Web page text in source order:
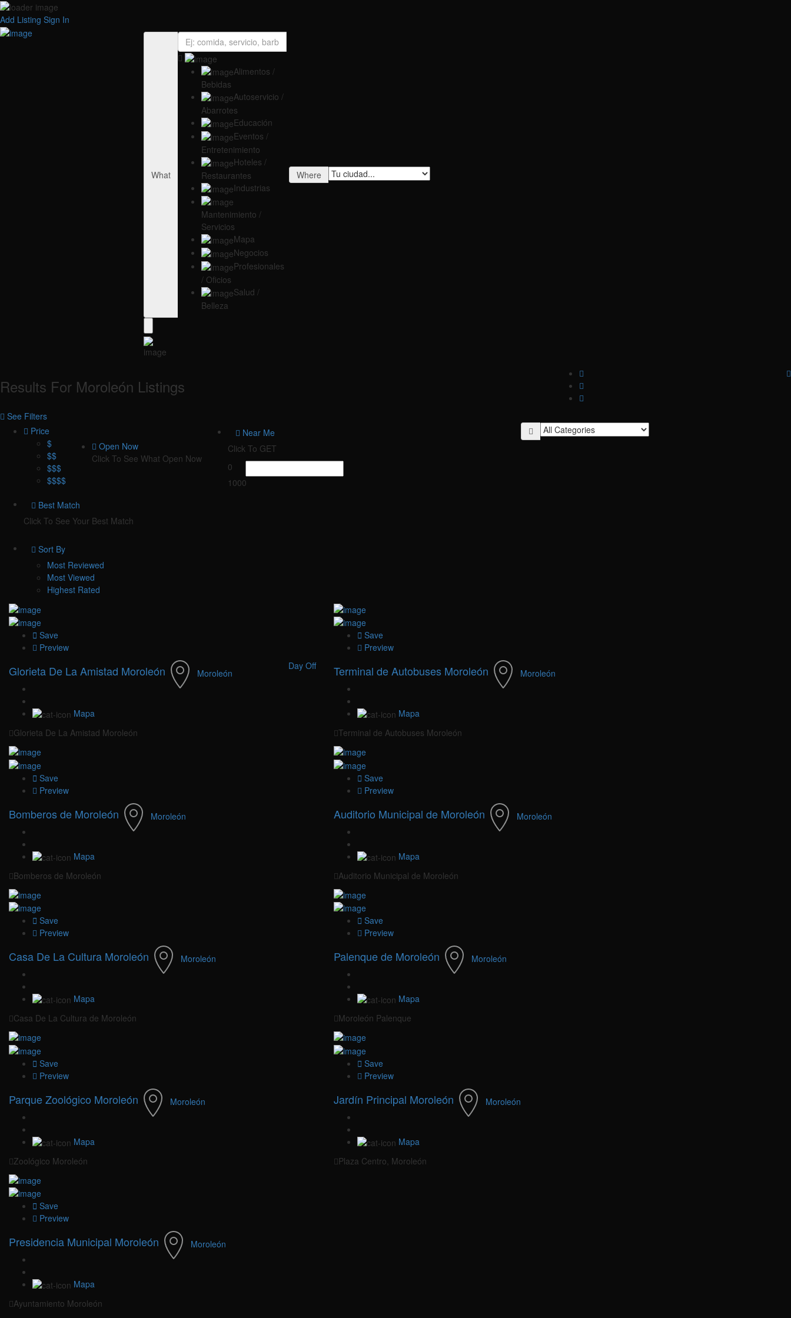
Add Listing Sign In
What
Alimentos /
Bebidas
Autoservicio /
Abarrotes
Educación
Eventos /
Entretenimiento
Hoteles /
Restaurantes
Industrias
Mantenimiento /
Servicios
Mapa
Negocios
Profesionales
/ Oficios
Salud /
Belleza
Where
Results For Moroleón Listings
See Filters
Price
$
$$
$$$
$$$$
Open Now
Click To See What Open Now
Near Me
Click To GET
0
1000
Best Match
Click To See Your Best Match
Sort By
Most Reviewed
Most Viewed
Highest Rated
Save
Preview
Glorieta De La Amistad Moroleón
Mapa
Glorieta De La Amistad Moroleón
Moroleón
Day Off
Save
Preview
Terminal de Autobuses Moroleón
Mapa
Terminal de Autobuses Moroleón
Moroleón
Save
Preview
Bomberos de Moroleón
Mapa
Bomberos de Moroleón
Moroleón
Save
Preview
Auditorio Municipal de Moroleón
Mapa
Auditorio Municipal de Moroleón
Moroleón
Save
Preview
Casa De La Cultura Moroleón
Mapa
Casa De La Cultura de Moroleón
Moroleón
Save
Preview
Palenque de Moroleón
Mapa
Moroleón Palenque
Moroleón
Save
Preview
Parque Zoológico Moroleón
Mapa
Zoológico Moroleón
Moroleón
Save
Preview
Jardín Principal Moroleón
Mapa
Plaza Centro, Moroleón
Moroleón
Save
Preview
Presidencia Municipal Moroleón
Mapa
Ayuntamiento Moroleón
Moroleón